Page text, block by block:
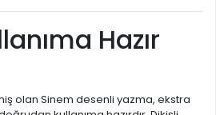
Hazır
olan Sinem desenli yazma, ekstra